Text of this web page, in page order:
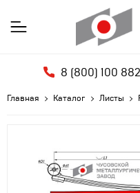
8 (800) 100
Главная Каталог Листы